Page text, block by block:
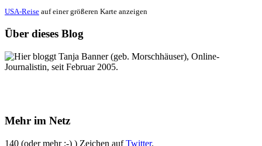
USA-Reise auf einer größeren Karte anzeigen
Über dieses Blog
Hier bloggt Tanja Banner (geb. Morschhäuser), Online-
Journalistin, seit Februar 2005.
Mehr im Netz
140 (oder mehr ;-) ) Zeichen aufTwitter.